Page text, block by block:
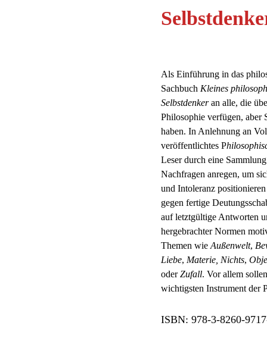
Als Einführung in das
Sachbuch Kleines
Selbstdenkeran alle, die
Philosophie verfügen, aber
haben. In Anlehnung an
veröffentlichtes P
Leser durch eine
Nachfragen anregen, um
und Intoleranz
gegen fertige
auf letztgültige Antworten
hergebrachter Normen
Themen wie Außenwelt,
Liebe, Materie, Nichts,
oderZufall. Vor allem
wichtigsten Instrument der
ISBN: 978-3-8260-